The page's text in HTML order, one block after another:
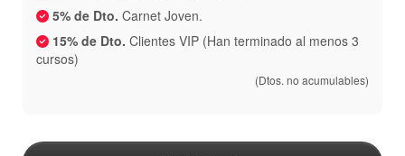
5% de Dto. Carnet Joven.
15% de Dto. Clientes VIP (Han terminado al menos 3
cursos)
(Dtos. no acumulables)